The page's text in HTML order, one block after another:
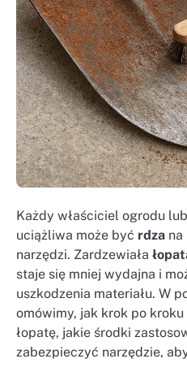
Każdy właściciel ogrodu
uciążliwa może być rdza
narzędzi. Zardzewiała
staje się mniej wydajna i
uszkodzenia materiału. W
omówimy, jak krok po kroku
łopatę, jakie środki
zabezpieczyć narzędzie,